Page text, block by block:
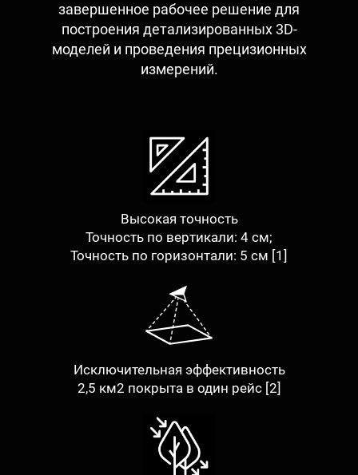
завершенное рабочее решение для
построения детализированных 3D-
моделей и проведения прецизионных
измерений.
Высокая точность
Точность по вертикали: 4 см;
Точность по горизонтали: 5 см [1]
Исключительная эффективность
2,5 км2 покрыта в один рейс [2]